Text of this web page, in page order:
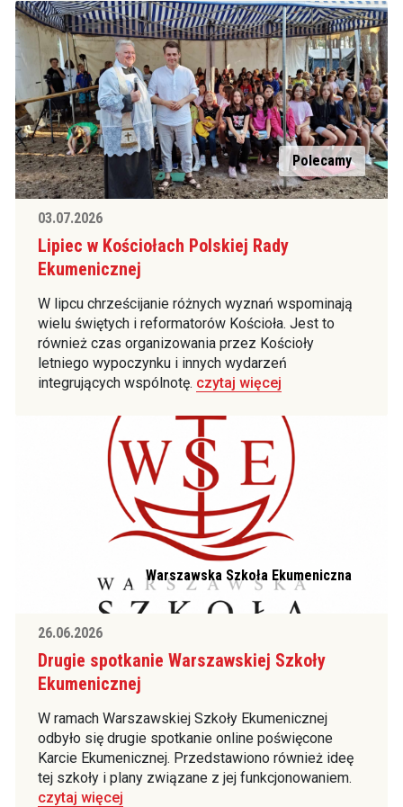
Polecamy
03.07.2026
Lipiec w Kościołach Polskiej Rady
Ekumenicznej
W lipcu chrześcijanie różnych wyznań wspominają
wielu świętych i reformatorów Kościoła. Jest to
również czas organizowania przez Kościoły
letniego wypoczynku i innych wydarzeń
integrujących wspólnotę. czytaj więcej
Warszawska Szkoła Ekumeniczna
26.06.2026
Drugie spotkanie Warszawskiej Szkoły
Ekumenicznej
W ramach Warszawskiej Szkoły Ekumenicznej
odbyło się drugie spotkanie online poświęcone
Karcie Ekumenicznej. Przedstawiono również ideę
tej szkoły i plany związane z jej funkcjonowaniem.
czytaj więcej